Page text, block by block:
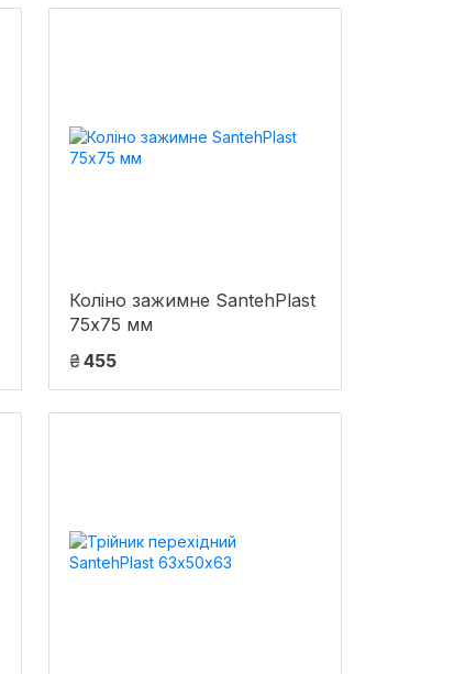
Коліно зажимне SantehPlast
75х75 мм
₴455